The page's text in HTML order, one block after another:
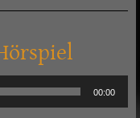
00:00